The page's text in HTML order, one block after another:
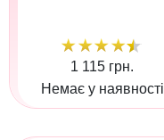
1 115 грн.
Немає у наявності